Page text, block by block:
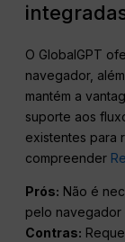
O GlobalGPT
navegador,
mantém a
suporte aos
existentes para
compreender
Prós: Não é
pelo navegador
Contras: